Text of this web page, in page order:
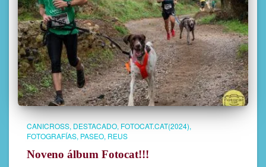
CANICROSS DESTACADO FOTOCAT.CAT(2024)
FOTOGRAFÍAS PASEO REUS
Noveno álbum Fotocat!!!